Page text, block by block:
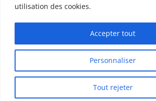
utilisation des cookies.
Personnaliser
Tout rejeter
Accepter tout
Mentions Légales Politique de
© 2018 BATI Fenêtre de toit -
ACCUEIL SERVICES